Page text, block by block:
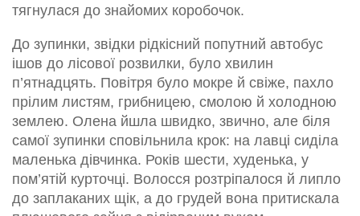
тягнулася до знайомих коробочок.
До зупинки, звідки рідкісний попутний автобус
ішов до лісової розвилки, було хвилин
п’ятнадцять. Повітря було мокре й свіже, пахло
прілим листям, грибницею, смолою й холодною
землею. Олена йшла швидко, звично, але біля
самої зупинки сповільнила крок: на лавці сиділа
маленька дівчинка. Років шести, худенька, у
пом’ятій курточці. Волосся розтріпалося й липло
до заплаканих щік, а до грудей вона притискала